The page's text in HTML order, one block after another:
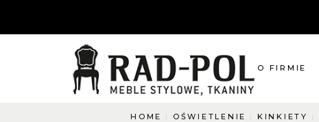
O FIRMIE
HOME OŚWIETLENIE KINKIETY